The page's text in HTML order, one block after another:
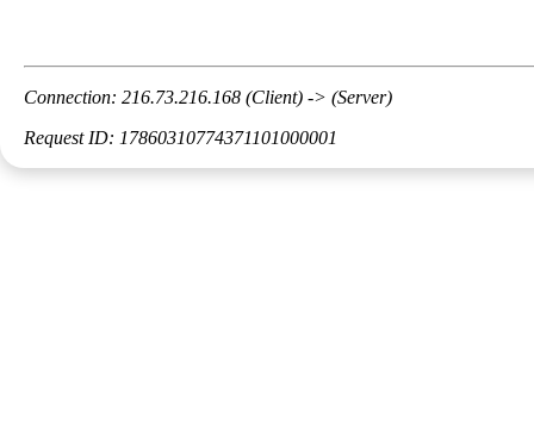
Connection: 216.73.216.168 (Client) -> (Server)
Request ID: 17860310774371101000001